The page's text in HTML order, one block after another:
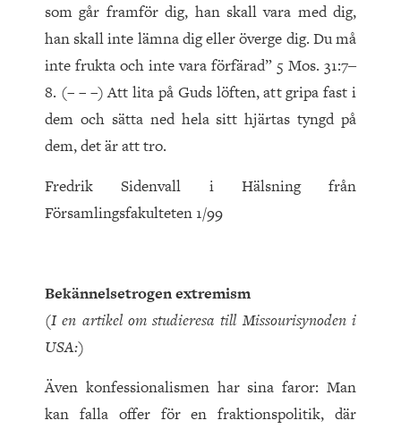
som går framför dig, han skall vara med dig,
han skall inte lämna dig eller överge dig. Du må
inte frukta och inte vara förfärad” 5 Mos. 31:7‒
8. (– – –) Att lita på Guds löften, att gripa fast i
dem och sätta ned hela sitt hjärtas tyngd på
dem, det är att tro.
Fredrik Sidenvall i Hälsning från
Församlingsfakulteten 1/99
Bekännelsetrogen extremism
(I en artikel om studieresa till Missourisynoden i
USA:)
Även konfessionalismen har sina faror: Man
kan falla offer för en fraktionspolitik, där